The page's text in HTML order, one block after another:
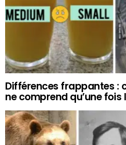
Différences frappantes :
ne comprend qu’une